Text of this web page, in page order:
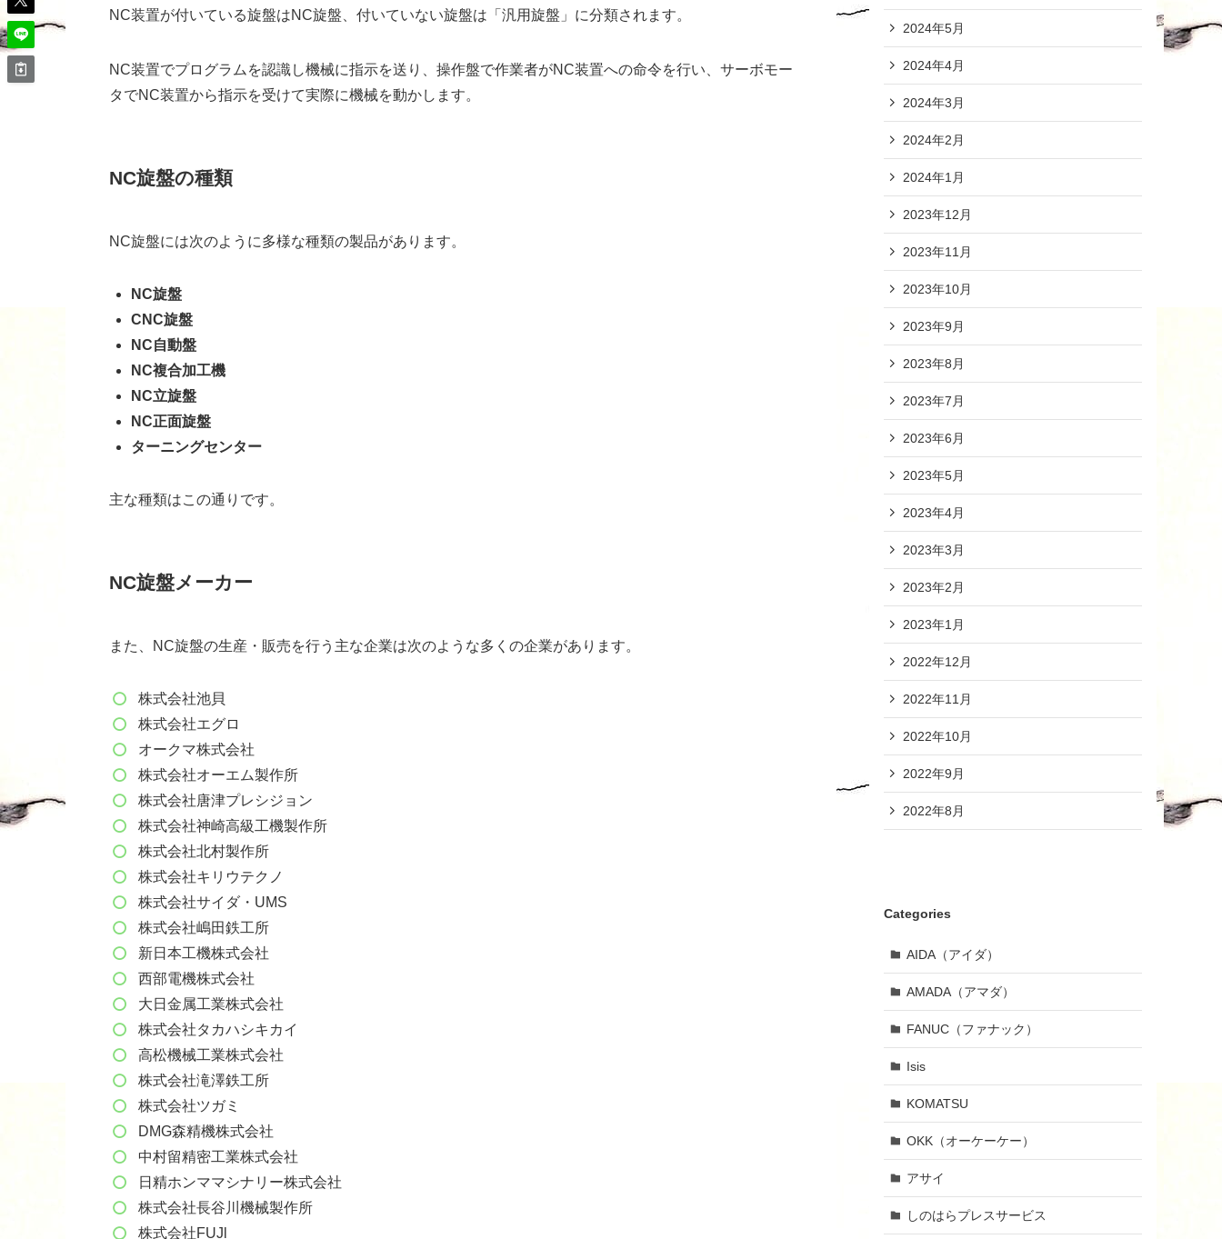
NC装置が付いている旋盤はNC旋盤、付いていない旋盤は「汎用旋盤」に分類されます。
NC装置でプログラムを認識し機械に指示を送り、操作盤で作業者がNC装置への命令を行い、サーボモー
タでNC装置から指示を受けて実際に機械を動かします。
NC旋盤の種類
NC旋盤には次のように多様な種類の製品があります。
NC旋盤
CNC旋盤
NC自動盤
NC複合加工機
NC立旋盤
NC正面旋盤
ターニングセンター
主な種類はこの通りです。
NC旋盤メーカー
また、NC旋盤の生産・販売を行う主な企業は次のような多くの企業があります。
株式会社池貝
株式会社エグロ
オークマ株式会社
株式会社オーエム製作所
株式会社唐津プレシジョン
株式会社神崎高級工機製作所
株式会社北村製作所
株式会社キリウテクノ
株式会社サイダ・UMS
株式会社嶋田鉄工所
新日本工機株式会社
西部電機株式会社
大日金属工業株式会社
株式会社タカハシキカイ
高松機械工業株式会社
株式会社滝澤鉄工所
株式会社ツガミ
DMG森精機株式会社
中村留精密工業株式会社
日精ホンママシナリー株式会社
株式会社長谷川機械製作所
株式会社FUJl
2024年5月
2024年4月
2024年3月
2024年2月
2024年1月
2023年12月
2023年11月
2023年10月
2023年9月
2023年8月
2023年7月
2023年6月
2023年5月
2023年4月
2023年3月
2023年2月
2023年1月
2022年12月
2022年11月
2022年10月
2022年9月
2022年8月
Categories
AIDA（アイダ）
AMADA（アマダ）
FANUC（ファナック）
Isis
KOMATSU
OKK（オーケーケー）
アサイ
しのはらプレスサービス